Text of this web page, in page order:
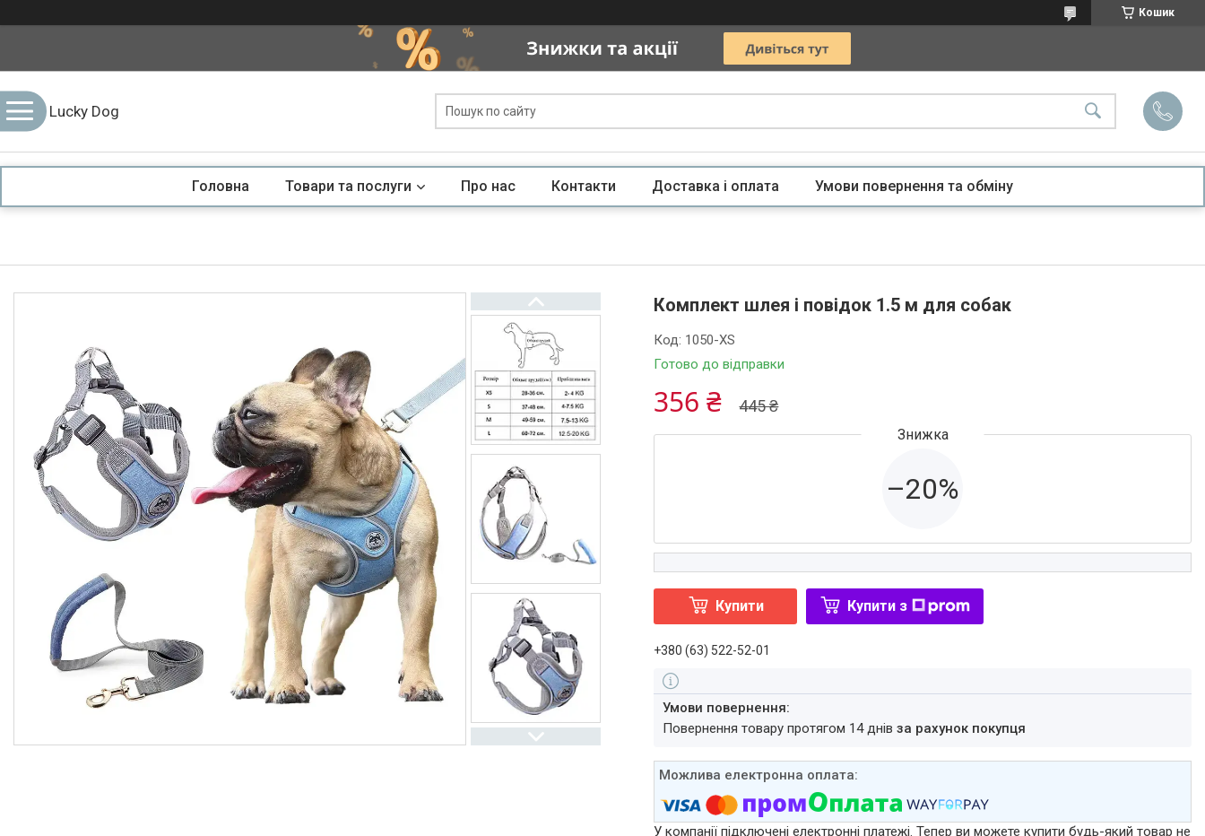
Кошик
Lucky Dog
Головна Товари та послуги Про нас Контакти Доставка і оплата Умови повернення та обміну
Комплект шлея і повідок 1.5 м для собак
Готово до відправки
Код: 1050-XS
445 ₴
356 ₴
–20%
Купити Купити з
+380 (63) 522-52-01
повернення товару протягом 14 днівза рахунок покупця
У компанії підключені електронні платежі. Тепер ви можете купити будь-який товар не